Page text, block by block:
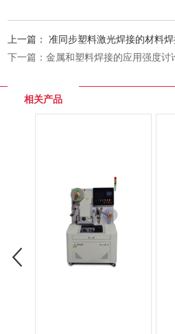
上一篇：准同步塑料激光焊接的材料
下一篇：金属和塑料焊接的应用强度讨
相关产品